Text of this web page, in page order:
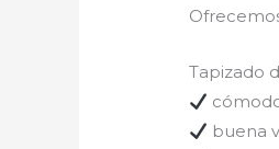
Tapizado
buena